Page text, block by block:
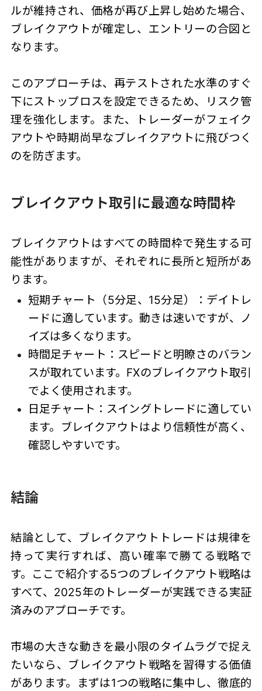
ルが維持され、価格が再び上昇し始めた場合、
ブレイクアウトが確定し、エントリーの合図と
なります。
このアプローチは、再テストされた水準のすぐ
下にストップロスを設定できるため、リスク管
理を強化します。また、トレーダーがフェイク
アウトや時期尚早なブレイクアウトに飛びつく
のを防ぎます。
ブレイクアウト取引に最適な時間枠
ブレイクアウトはすべての時間枠で発生する可
能性がありますが、それぞれに長所と短所があ
ります。
短期チャート（5分足、15分足）：デイトレ
ードに適しています。動きは速いですが、ノ
イズは多くなります。
時間足チャート：スピードと明瞭さのバラン
スが取れています。FXのブレイクアウト取引
でよく使用されます。
日足チャート：スイングトレードに適してい
ます。ブレイクアウトはより信頼性が高く、
確認しやすいです。
結論
結論として、ブレイクアウトトレードは規律を
持って実行すれば、高い確率で勝てる戦略で
す。ここで紹介する5つのブレイクアウト戦略は
すべて、2025年のトレーダーが実践できる実証
済みのアプローチです。
市場の大きな動きを最小限のタイムラグで捉え
たいなら、ブレイクアウト戦略を習得する価値
があります。まずは1つの戦略に集中し、徹底的